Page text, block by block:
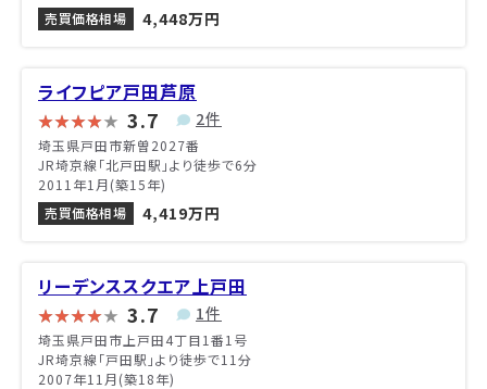
売買価格相場
4,448万円
ライフピア戸田芦原
3.7 2件
埼玉県戸田市新曽2027番
JR埼京線「北戸田駅」より徒歩で6分
2011年1月(築15年)
売買価格相場
4,419万円
リーデンススクエア上戸田
3.7 1件
埼玉県戸田市上戸田4丁目1番1号
JR埼京線「戸田駅」より徒歩で11分
2007年11月(築18年)